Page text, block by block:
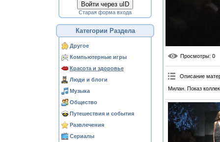
Войти через uID
Старая форма входа
Категории Раздела
Другое
Компьютерные игры
Красота и здоровье
Люди и блоги
Музыка
Общество
Путешествия и события
Развлечения
Сериалы
Просмотры: 0
Описание
Милан. Показ